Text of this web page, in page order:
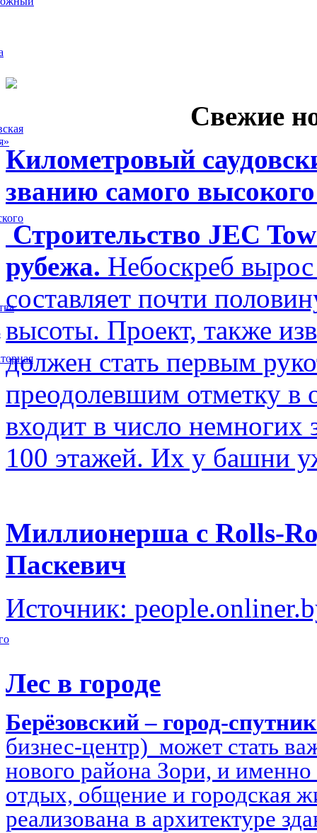
Свежие
Километровый
званию самого
Строительство JEC
рубежа. Небоскреб
составляет почти
высоты. Проект, также
должен стать первым
преодолевшим отметку в
входит в число
100 этажей. Их у башни
Миллионерша с Rolls-
Паскевич
Источник:
Лес в городе
Берёзовский – город-
бизнес-центр) может стать
нового района Зори, и именно
отдых, общение и городская
реализована в архитектуре